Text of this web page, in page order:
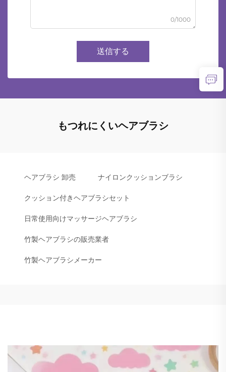
0/1000
送信する
もつれにくいヘアブラシ
ヘアブラシ 卸売 ナイロンクッションブラシ
クッション付きヘアブラシセット
日常使用向けマッサージヘアブラシ
竹製ヘアブラシの販売業者
竹製ヘアブラシメーカー